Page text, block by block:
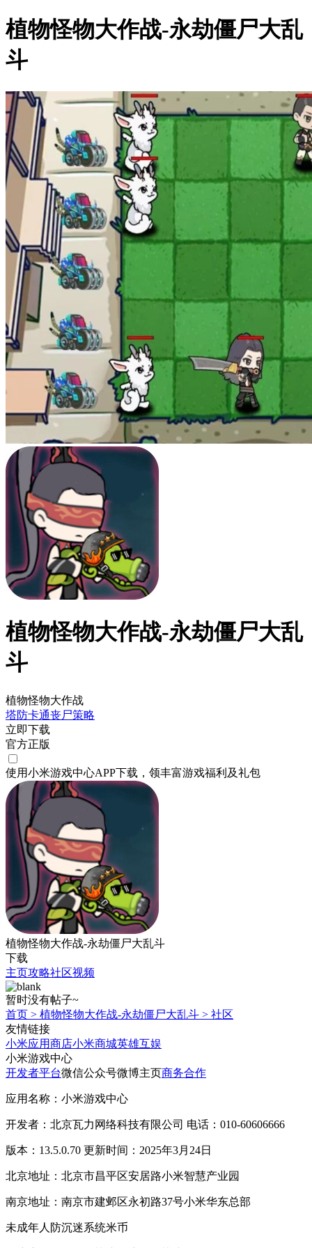
植物怪物大作战-永劫僵尸大乱
斗
植物怪物大作战-永劫僵尸大乱
斗
植物怪物大作战
塔防卡通丧尸策略
立即下载
官方正版
使用小米游戏中心APP下载 ，领丰富游戏福利 及礼包
植物怪物大作战-永劫僵尸大乱斗
下载
主页攻略社区视频
暂时没有帖子~
首页 > 植物怪物大作战-永劫僵尸大乱斗 > 社区
友情链接
小米应用商店小米商城英雄互娱
小米游戏中心
开发者平台微信公众号微博主页商务合作
应用名称：小米游戏中心
开发者：北京瓦力网络科技有限公司 电话：010-60606666
版本：13.5.0.70 更新时间：2025年3月24日
北京地址：北京市昌平区安居路小米智慧产业园
南京地址：南京市建邺区永初路37号小米华东总部
未成年人防沉迷系统米币